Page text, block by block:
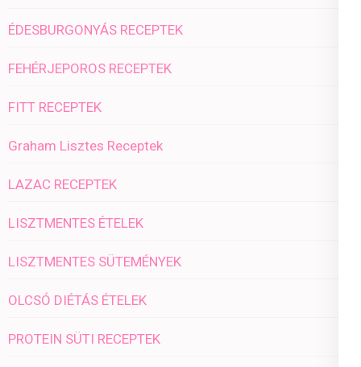
ÉDESBURGONYÁS RECEPTEK
FEHÉRJEPOROS RECEPTEK
FITT RECEPTEK
Graham Lisztes Receptek
LAZAC RECEPTEK
LISZTMENTES ÉTELEK
LISZTMENTES SÜTEMÉNYEK
OLCSÓ DIÉTÁS ÉTELEK
PROTEIN SÜTI RECEPTEK